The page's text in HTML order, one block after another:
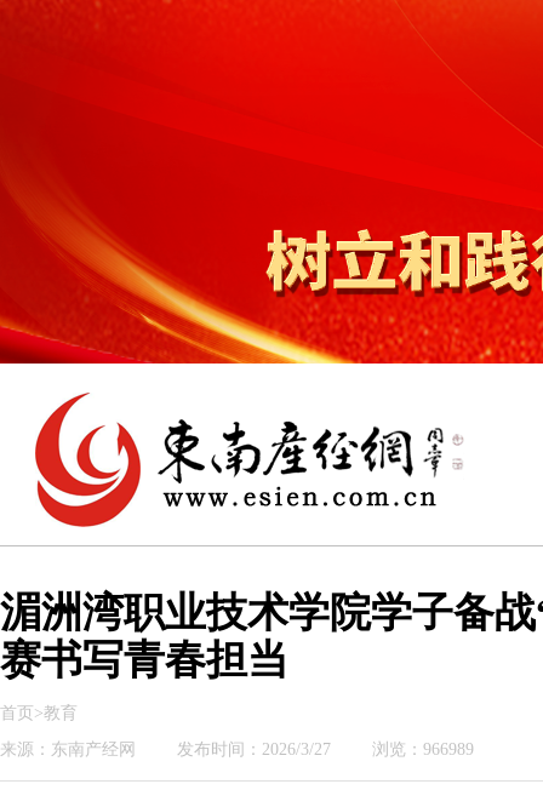
湄洲湾职业技术学院学子备
赛书写青春担当
首页>教育
来源：东南产经网
发布时间：2026/3/27 浏览：966989